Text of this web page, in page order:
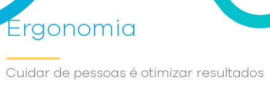
Ergonomia
Cuidar de pessoas é otimizar resultados